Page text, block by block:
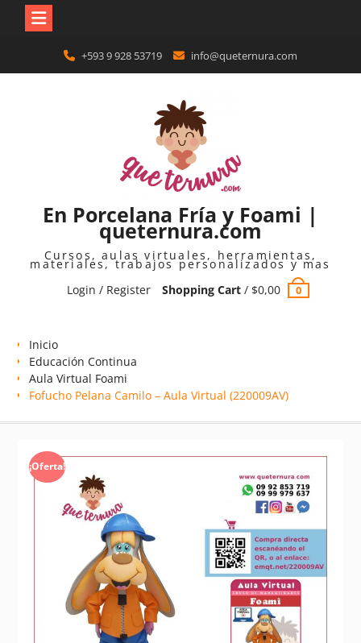
content
+593 9 928 53719 info@queternura.com
En Porcelana Fría y Foami |
queternura.com
Cursos, aulas virtuales, herramientas,
materiales, trabajos personalizados y mas
Login / Register
Shopping Cart/ $0,00 0
Inicio
Educación Continua
Aula Virtual Foami
Fofucho Pelana Camilo – Aula Virtual (220009AV)
¡Oferta!